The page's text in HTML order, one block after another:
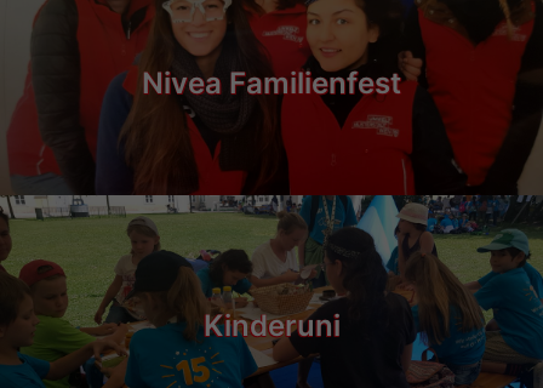
Nivea Familienfest
Kinderuni